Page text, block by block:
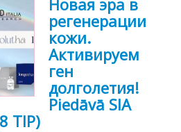
регенерации
кожи.
Активируем
ген
долголетия!
Piedāvā SIA
TIP)